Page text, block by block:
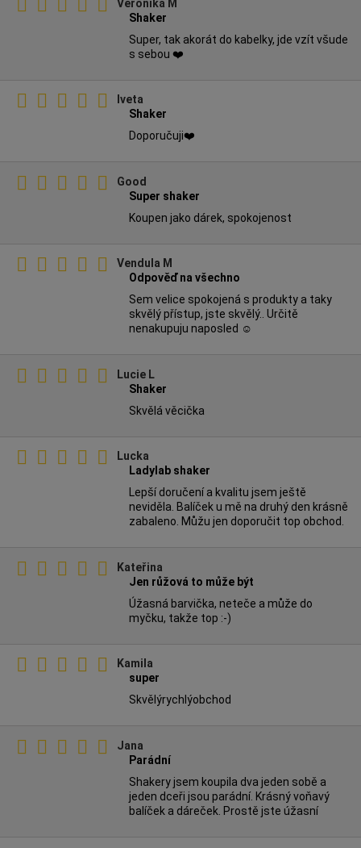
Veronika M
Shaker
Super, tak akorát do kabelky, jde vzít všude
s sebou ❤️
Iveta
Shaker
Doporučuji❤️
Good
Super shaker
Koupen jako dárek, spokojenost
Vendula M
Odpověď na všechno
Sem velice spokojená s produkty a taky
skvělý přístup, jste skvělý.. Určitě
nenakupuju naposled ☺️
Lucie L
Shaker
Skvělá věcička
Lucka
Ladylab shaker
Lepší doručení a kvalitu jsem ještě
neviděla. Balíček u mě na druhý den krásně
zabaleno. Můžu jen doporučit top obchod.
Kateřina
Jen růžová to může být
Úžasná barvička, neteče a může do
myčku, takže top :-)
Kamila
super
Skvělýrychlýobchod
Jana
Parádní
Shakery jsem koupila dva jeden sobě a
jeden dceři jsou parádní. Krásný voňavý
balíček a dáreček. Prostě jste úžasní